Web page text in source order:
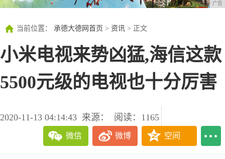
广告
当前位置： 承德大德网首页 > 资讯 > 正文
小米电视来势凶猛,海信这款
5500元级的电视也十分厉害
2020-11-13 04:14:43 来源： 阅读：1165
微信 微博 空间